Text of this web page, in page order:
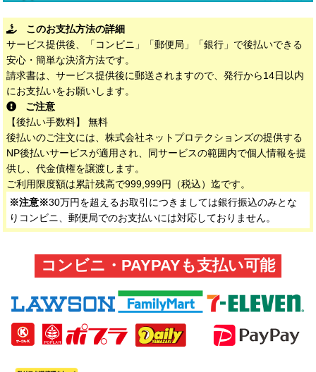
このお支払方法の詳細
サービス提供後、「コンビニ」「郵便局」「銀行」で後払いできる
安心・簡単な決済方法です。
請求書は、サービス提供後に郵送されますので、発行から14日以内
にお支払いをお願いします。
ご注意
【後払い手数料】 無料
後払いのご注文には、株式会社ネットプロテクションズの提供する
NP後払いサービスが適用され、同サービスの範囲内で個人情報を提
供し、代金債権を譲渡します。
ご利用限度額は累計残高で999,999円（税込）迄です。
※注意※30万円を超えるお取引につきましては銀行振込のみとな
りコンビニ、郵便局でのお支払いには対応しておりません。
コンビニ・PAYPAYも支払い可能